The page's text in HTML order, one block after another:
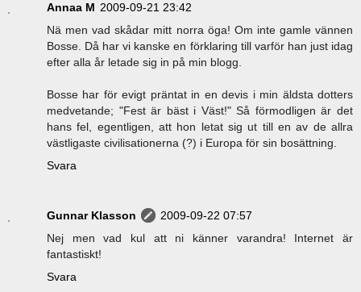
Annaa M 2009-09-21 23:42
Nä men vad skådar mitt norra öga! Om inte gamle vännen
Bosse. Då har vi kanske en förklaring till varför han just idag
efter alla år letade sig in på min blogg.
Bosse har för evigt präntat in en devis i min äldsta dotters
medvetande; "Fest är bäst i Väst!" Så förmodligen är det
hans fel, egentligen, att hon letat sig ut till en av de allra
västligaste civilisationerna (?) i Europa för sin bosättning.
Svara
Gunnar Klasson
2009-09-22 07:57
Nej men vad kul att ni känner varandra! Internet är
fantastiskt!
Svara